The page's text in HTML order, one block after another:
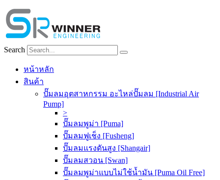
Skip
to
content
Search
หน้าหลัก
สินค้า
ปั๊มลมอุตสาหกรรม อะไหล่ปั๊มลม [Industrial Air
Pump]
>
ปั๊มลมพูม่า [Puma]
ปั๊มลมฟูเช็ง [Fusheng]
ปั๊มลมแรงดันสูง [Shangair]
ปั๊มลมสวอน [Swan]
ปั๊มลมพูม่าแบบไม่ใช้น้ำมัน [Puma Oil Free]